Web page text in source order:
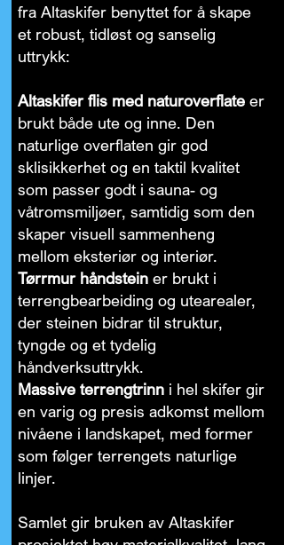
fra Altaskifer benyttet for å skape
et robust, tidløst og sanselig
uttrykk:
Altaskifer flis med naturoverflate er
brukt både ute og inne. Den
naturlige overflaten gir god
sklisikkerhet og en taktil kvalitet
som passer godt i sauna- og
våtromsmiljøer, samtidig som den
skaper visuell sammenheng
mellom eksteriør og interiør.
Tørrmur håndstein er brukt i
terrengbearbeiding og utearealer,
der steinen bidrar til struktur,
tyngde og et tydelig
håndverksuttrykk.
Massive terrengtrinn i hel skifer gir
en varig og presis adkomst mellom
nivåene i landskapet, med former
som følger terrengets naturlige
linjer.
Samlet gir bruken av Altaskifer